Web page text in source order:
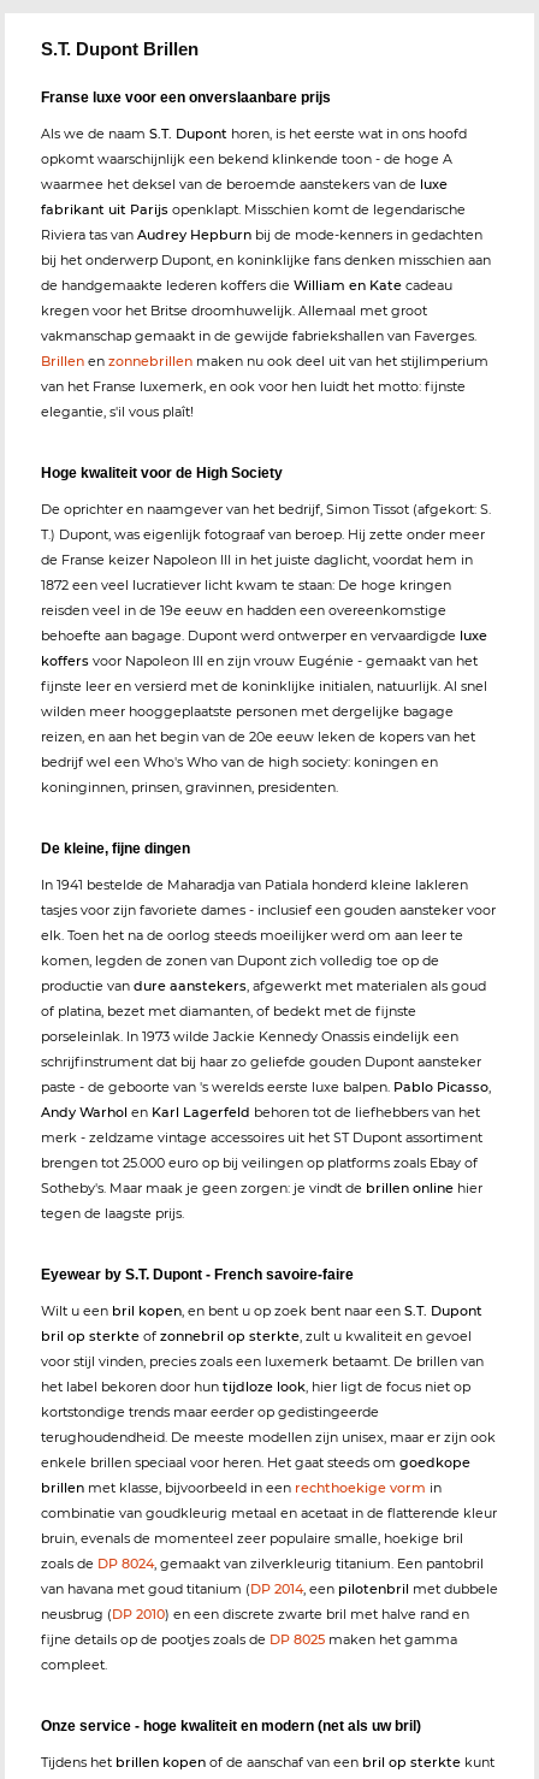
S.T. Dupont Brillen
Franse luxe voor een onverslaanbare prijs
Als we de naam S.T. Dupont horen, is het eerste wat in ons hoofd
opkomt waarschijnlijk een bekend klinkende toon - de hoge A
waarmee het deksel van de beroemde aanstekers van de luxe
fabrikant uit Parijs openklapt. Misschien komt de legendarische
Riviera tas van Audrey Hepburn bij de mode-kenners in gedachten
bij het onderwerp Dupont, en koninklijke fans denken misschien aan
de handgemaakte lederen koffers die William en Kate cadeau
kregen voor het Britse droomhuwelijk. Allemaal met groot
vakmanschap gemaakt in de gewijde fabriekshallen van Faverges.
Brillen en zonnebrillen maken nu ook deel uit van het stijlimperium
van het Franse luxemerk, en ook voor hen luidt het motto: fijnste
elegantie, s'il vous plaît!
Hoge kwaliteit voor de High Society
De oprichter en naamgever van het bedrijf, Simon Tissot (afgekort: S.
T.) Dupont, was eigenlijk fotograaf van beroep. Hij zette onder meer
de Franse keizer Napoleon III in het juiste daglicht, voordat hem in
1872 een veel lucratiever licht kwam te staan: De hoge kringen
reisden veel in de 19e eeuw en hadden een overeenkomstige
behoefte aan bagage. Dupont werd ontwerper en vervaardigde luxe
koffers voor Napoleon III en zijn vrouw Eugénie - gemaakt van het
fijnste leer en versierd met de koninklijke initialen, natuurlijk. Al snel
wilden meer hooggeplaatste personen met dergelijke bagage
reizen, en aan het begin van de 20e eeuw leken de kopers van het
bedrijf wel een Who's Who van de high society: koningen en
koninginnen, prinsen, gravinnen, presidenten.
De kleine, fijne dingen
In 1941 bestelde de Maharadja van Patiala honderd kleine lakleren
tasjes voor zijn favoriete dames - inclusief een gouden aansteker voor
elk. Toen het na de oorlog steeds moeilijker werd om aan leer te
komen, legden de zonen van Dupont zich volledig toe op de
productie van dure aanstekers, afgewerkt met materialen als goud
of platina, bezet met diamanten, of bedekt met de fijnste
porseleinlak. In 1973 wilde Jackie Kennedy Onassis eindelijk een
schrijfinstrument dat bij haar zo geliefde gouden Dupont aansteker
paste - de geboorte van 's werelds eerste luxe balpen. Pablo Picasso,
Andy Warhol en Karl Lagerfeld behoren tot de liefhebbers van het
merk - zeldzame vintage accessoires uit het ST Dupont assortiment
brengen tot 25.000 euro op bij veilingen op platforms zoals Ebay of
Sotheby's. Maar maak je geen zorgen: je vindt de brillen online hier
tegen de laagste prijs.
Eyewear by S.T. Dupont - French savoire-faire
Wilt u een bril kopen, en bent u op zoek bent naar een S.T. Dupont
bril op sterkte of zonnebril op sterkte, zult u kwaliteit en gevoel
voor stijl vinden, precies zoals een luxemerk betaamt. De brillen van
het label bekoren door hun tijdloze look, hier ligt de focus niet op
kortstondige trends maar eerder op gedistingeerde
terughoudendheid. De meeste modellen zijn unisex, maar er zijn ook
enkele brillen speciaal voor heren. Het gaat steeds om goedkope
brillen met klasse, bijvoorbeeld in een rechthoekige vorm in
combinatie van goudkleurig metaal en acetaat in de flatterende kleur
bruin, evenals de momenteel zeer populaire smalle, hoekige bril
zoals de DP 8024, gemaakt van zilverkleurig titanium. Een pantobril
van havana met goud titanium (DP 2014, een pilotenbril met dubbele
neusbrug (DP 2010) en een discrete zwarte bril met halve rand en
fijne details op de pootjes zoals de DP 8025 maken het gamma
compleet.
Onze service - hoge kwaliteit en modern (net als uw bril)
Tijdens het brillen kopen of de aanschaf van een bril op sterkte kunt